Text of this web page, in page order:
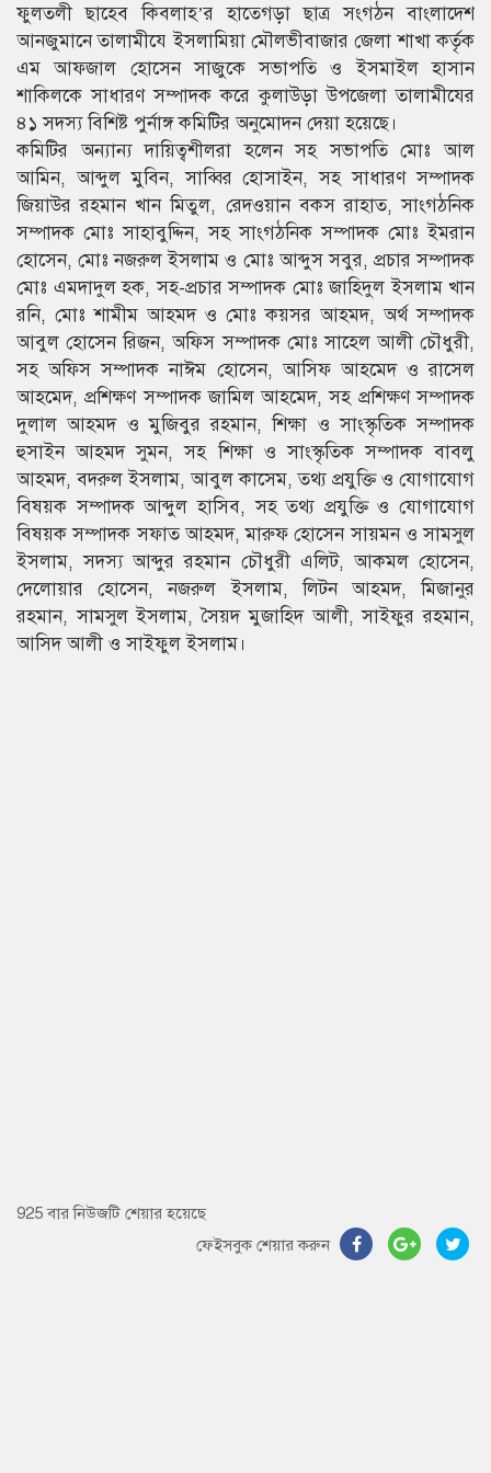
ফুলতলী ছাহেব কিবলাহ’র হাতেগড়া ছাত্র সংগঠন বাংলাদেশ
আনজুমানে তালামীযে ইসলামিয়া মৌলভীবাজার জেলা শাখা কর্তৃক
এম আফজাল হোসেন সাজুকে সভাপতি ও ইসমাইল হাসান
শাকিলকে সাধারণ সম্পাদক করে কুলাউড়া উপজেলা তালামীযের
৪১ সদস্য বিশিষ্ট পুর্নাঙ্গ কমিটির অনুমোদন দেয়া হয়েছে।
কমিটির অন্যান্য দায়িত্বশীলরা হলেন সহ সভাপতি মোঃ আল
আমিন, আব্দুল মুবিন, সাব্বির হোসাইন, সহ সাধারণ সম্পাদক
জিয়াউর রহমান খান মিতুল, রেদওয়ান বকস রাহাত, সাংগঠনিক
সম্পাদক মোঃ সাহাবুদ্দিন, সহ সাংগঠনিক সম্পাদক মোঃ ইমরান
হোসেন, মোঃ নজরুল ইসলাম ও মোঃ আব্দুস সবুর, প্রচার সম্পাদক
মোঃ এমদাদুল হক, সহ-প্রচার সম্পাদক মোঃ জাহিদুল ইসলাম খান
রনি, মোঃ শামীম আহমদ ও মোঃ কয়সর আহমদ, অর্থ সম্পাদক
আবুল হোসেন রিজন, অফিস সম্পাদক মোঃ সাহেল আলী চৌধুরী,
সহ অফিস সম্পাদক নাঈম হোসেন, আসিফ আহমেদ ও রাসেল
আহমেদ, প্রশিক্ষণ সম্পাদক জামিল আহমেদ, সহ প্রশিক্ষণ সম্পাদক
দুলাল আহমদ ও মুজিবুর রহমান, শিক্ষা ও সাংস্কৃতিক সম্পাদক
হুসাইন আহমদ সুমন, সহ শিক্ষা ও সাংস্কৃতিক সম্পাদক বাবলু
আহমদ, বদরুল ইসলাম, আবুল কাসেম, তথ্য প্রযুক্তি ও যোগাযোগ
বিষয়ক সম্পাদক আব্দুল হাসিব, সহ তথ্য প্রযুক্তি ও যোগাযোগ
বিষয়ক সম্পাদক সফাত আহমদ, মারুফ হোসেন সায়মন ও সামসুল
ইসলাম, সদস্য আব্দুর রহমান চৌধুরী এলিট, আকমল হোসেন,
দেলোয়ার হোসেন, নজরুল ইসলাম, লিটন আহমদ, মিজানুর
রহমান, সামসুল ইসলাম, সৈয়দ মুজাহিদ আলী, সাইফুর রহমান,
আসিদ আলী ও সাইফুল ইসলাম।
925 বার নিউজটি শেয়ার হয়েছে
ফেইসবুক শেয়ার করুন